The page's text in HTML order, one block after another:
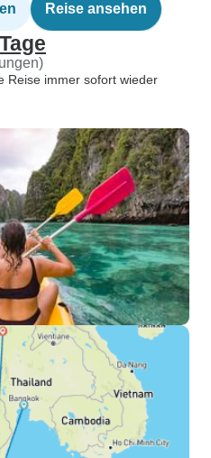
Reise ansehen
Reise immer sofort wieder